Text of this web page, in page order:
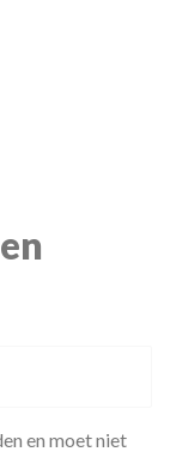
en moet niet